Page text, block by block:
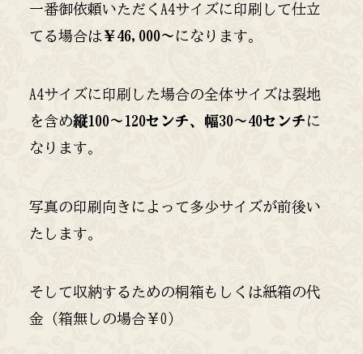
一番御依頼いただくA4サイズに印刷して仕立
てる場合は ￥46,000〜 になります。
A4サイズに印刷した場合の全体サイズは裂地
を含め縦100〜120センチ、幅30〜40センチ に
なります。
写真の印刷向きによって多少サイズが前後い
たします。
そして収納するための桐箱もしくは紙箱の代
金（箱無しの場合￥0）